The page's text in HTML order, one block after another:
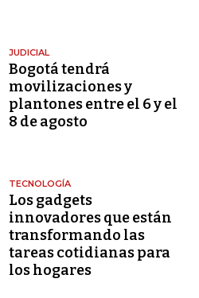
JUDICIAL
Bogotá tendrá
movilizaciones y
plantones entre el 6 y el
8 de agosto
TECNOLOGÍA
Los gadgets
innovadores que están
transformando las
tareas cotidianas para
los hogares